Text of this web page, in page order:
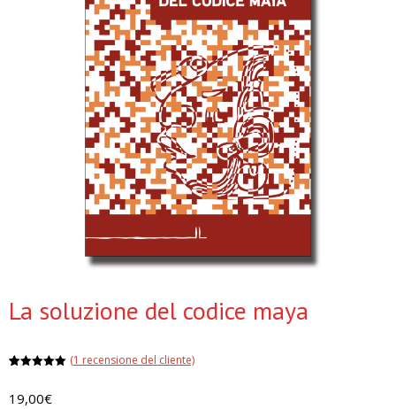
La soluzione del codice maya
su base
(1 recensione del cliente)
19,00€